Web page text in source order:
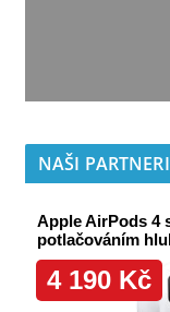
NAŠI PARTNERI